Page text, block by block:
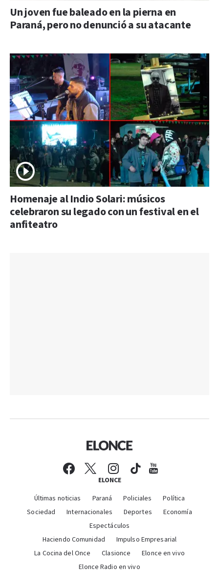
Un joven fue baleado en la pierna en
Paraná, pero no denunció a su atacante
Homenaje al Indio Solari: músicos
celebraron su legado con un festival en el
anfiteatro
ELONCE
Últimas noticias Paraná Policiales
Política
Sociedad
Internacionales Deportes
Economía
Espectáculos
Haciendo Comunidad
Impulso Empresarial
La Cocina del Once
Clasionce
Elonce en vivo
Elonce Radio en vivo